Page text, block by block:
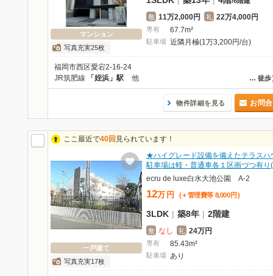
マンション
写真充実25枚
敷 11万2,000円 礼 22万4,000円
専有 67.7m²
駐車場 近隣月極(1万3,200円/台)
福岡市西区愛宕2-16-24
… 徒歩
JR筑肥線 「姪浜」駅 他
物件詳細を見る お問
ここ最近で40回 見られています！
一戸建て
写真充実17枚
★ハイグレード設備を備えたテラス
駐車場は軽・普通車各１区画づつ有
ecru de luxe白水大池公園 A-2
12万 円 (＋管理費等 8,000 円 )
3LDK | 築8年 | 2階建
敷 なし 礼 24万円
専有 85.43m²
駐車場 あり